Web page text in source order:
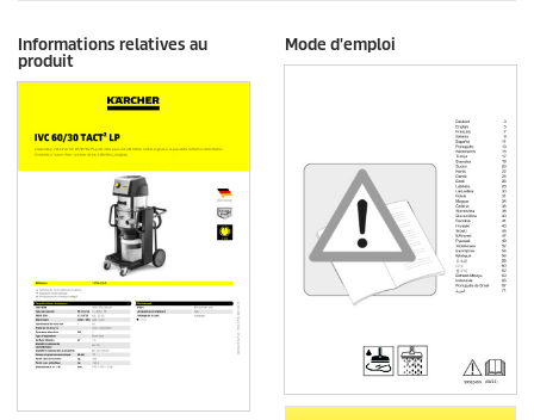
Informations relatives au
produit
Mode d'emploi